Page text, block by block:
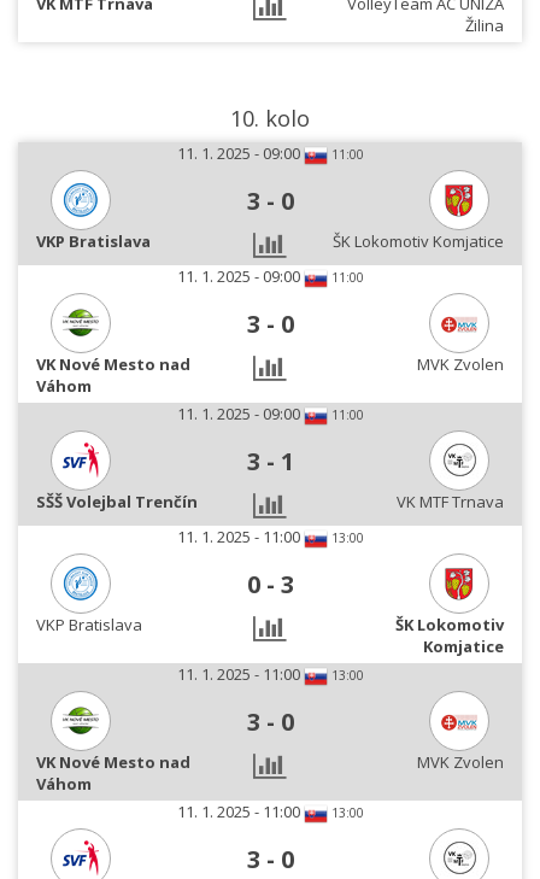
Žilina
10. kolo
11. 1. 2025 - 09:00 11:00
3 - 0
VKP Bratislava
ŠK Lokomotiv Komjatice
11. 1. 2025 - 09:00
11:00
3 - 0
VK Nové Mesto nad
Váhom
MVK Zvolen
11. 1. 2025 - 09:00 11:00
3 - 1
SŠŠ Volejbal Trenčín
VK MTF Trnava
11. 1. 2025 - 11:00
13:00
0 - 3
VKP Bratislava
ŠK Lokomotiv
Komjatice
11. 1. 2025 - 11:00
13:00
3 - 0
VK Nové Mesto nad
Váhom
MVK Zvolen
11. 1. 2025 - 11:00 13:00
3 - 0